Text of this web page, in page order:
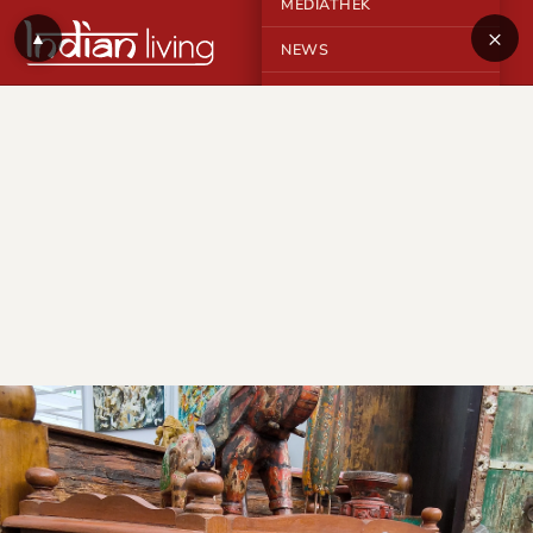
MEDIATHEK
NEWS ×
▲